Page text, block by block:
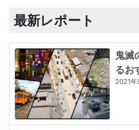
最新レポート
鬼滅
るお
2021年